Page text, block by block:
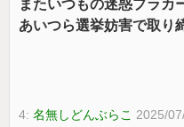
またいつもの迷惑プラカ
あいつら選挙妨害で取り
4:名無しどんぶらこ 2025/